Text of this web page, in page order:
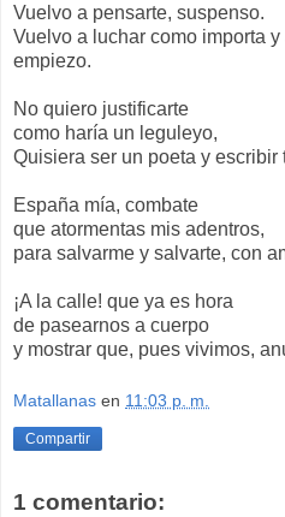
Vuelvo a pensarte, suspenso.
Vuelvo a luchar como importa
empiezo.
No quiero justificarte
como haría un leguleyo,
Quisiera ser un poeta y escribir
España mía, combate
que atormentas mis adentros,
para salvarme y salvarte, con
¡A la calle! que ya es hora
de pasearnos a cuerpo
y mostrar que, pues vivimos,
Matallanas en 11:03 p. m.
Compartir
1 comentario: